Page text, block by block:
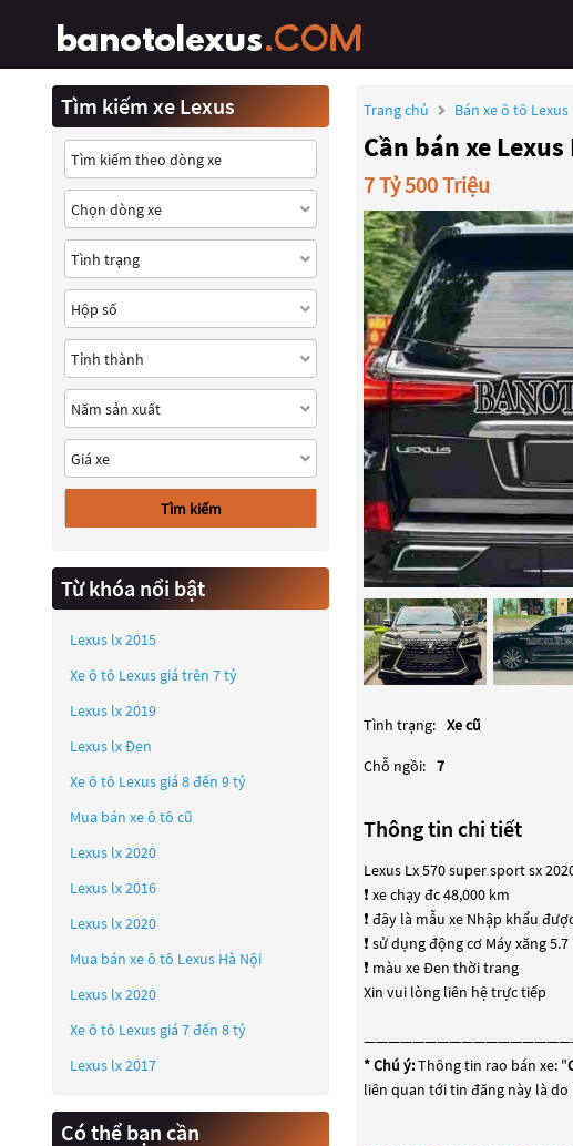
Trang chủ Bán xe ô tô Lexus
Cần bán xe
7 Tỷ 500 Triệu
Tình trạng: Xe cũ
Chỗ ngồi: 7
Thông tin chi tiết
Lexus Lx 570 super sport sx
❗️ xe chạy đc 48,000 km
❗️ đây là mẫu xe Nhập khẩu
❗️ sử dụng động cơ Máy xăng 5.7
❗️ màu xe Đen thời trang
Xin vui lòng liên hệ trực tiếp
* Chú ý:Thông tin rao bán xe: "
liên quan tới tin đăng này là do
Tìm kiếm xe Lexus
Tìm kiếm
Từ khóa nổi bật
Lexus lx 2015
Xe ô tô Lexus giá trên 7 tỷ
Lexus lx 2019
Lexus lx Đen
Xe ô tô Lexus giá 8 đến 9 tỷ
Mua bán xe ô tô cũ
Lexus lx 2020
Lexus lx 2016
Lexus lx 2020
Mua bán xe ô tô Lexus Hà Nội
Lexus lx 2020
Xe ô tô Lexus giá 7 đến 8 tỷ
Lexus lx 2017
Có thể bạn cần